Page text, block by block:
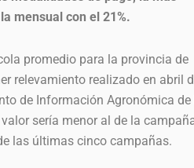
mensual con el 21%.
promedio para la provincia de
relevamiento realizado en abril
de Información Agronómica de
valor sería menor al de la
las últimas cinco campañas.